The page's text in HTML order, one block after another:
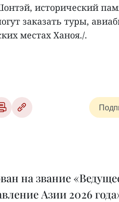
исторический
заказать туры,
местах Ханоя./.
на звание
Азии 2026